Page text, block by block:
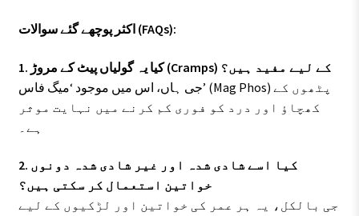
اکثر پوچھے گئے سوالات (FAQs):
1. کیا یہ گولیاں پیٹ کے مروڑ (Cramps) کے لیے مفید ہیں؟
جی ہاں، اس میں موجود ‘میگ فاس’ (Mag Phos) پٹھوں کے
کھچاؤ اور درد کو فوری کم کرنے میں نہایت موثر
ہے۔
2. کیا اسے شادی شدہ اور غیر شادی شدہ دونوں
خواتین استعمال کر سکتی ہیں؟
جی بالکل، یہ ہر عمر کی خواتین اور لڑکیوں کے لیے